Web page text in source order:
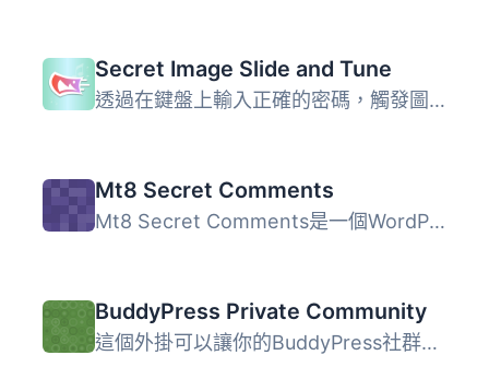
Secret Image Slide and Tune
透過在鍵盤上輸入正確的密碼，觸發圖像在你的瀏覽器畫面上滑...
Mt8 Secret Comments
Mt8 Secret Comments是一個WordPress外掛，可以讓管理員撰寫...
BuddyPress Private Community
這個外掛可以讓你的BuddyPress社群變成私人模式。你可以以兩...